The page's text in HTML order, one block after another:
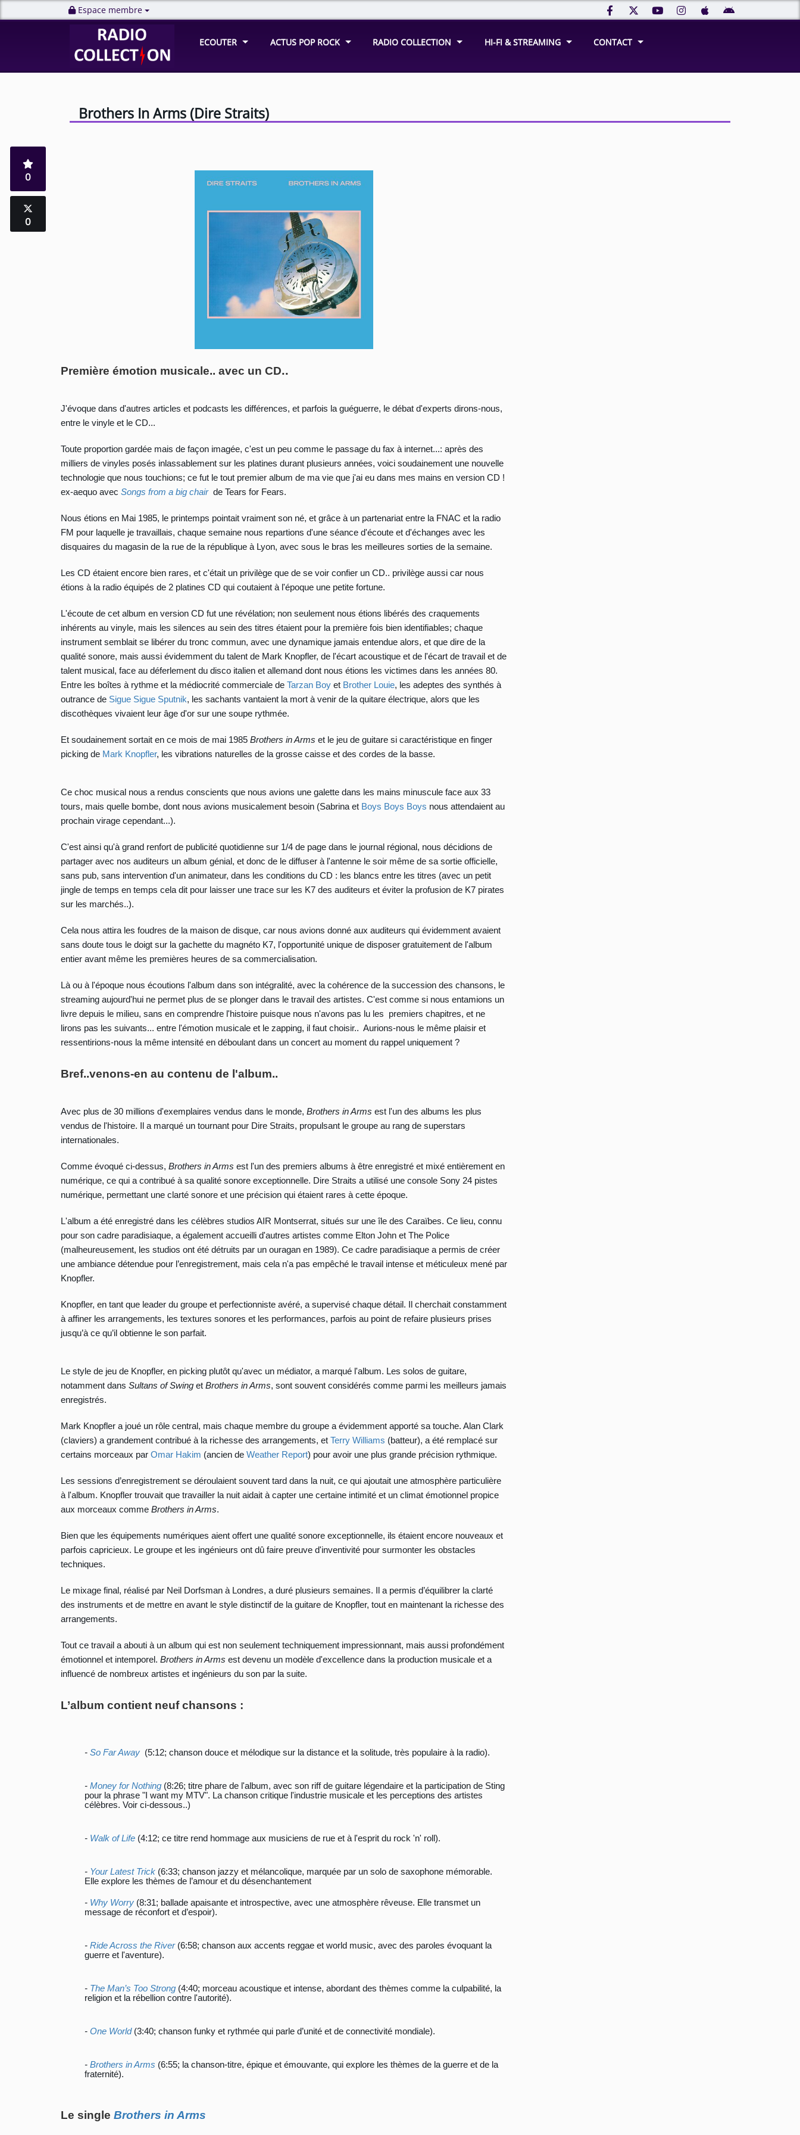
Espace membre
ECOUTER ACTUS POP ROCK RADIO COLLECTION HI-FI & STREAMING CONTACT
Brothers In Arms (Dire Straits)
0
0
Première émotion musicale.. avec un CD..
J'évoque dans d'autres articles et podcasts les différences, et parfois la guéguerre, le débat d'experts dirons-nous,
entre le vinyle et le CD...
Toute proportion gardée mais de façon imagée, c'est un peu comme le passage du fax à internet...: après des
milliers de vinyles posés inlassablement sur les platines durant plusieurs années, voici soudainement une nouvelle
technologie que nous touchions; ce fut le tout premier album de ma vie que j'ai eu dans mes mains en version CD !
ex-aequo avec Songs from a big chair de Tears for Fears.
Nous étions en Mai 1985, le printemps pointait vraiment son né, et grâce à un partenariat entre la FNAC et la radio
FM pour laquelle je travaillais, chaque semaine nous repartions d'une séance d'écoute et d'échanges avec les
disquaires du magasin de la rue de la république à Lyon, avec sous le bras les meilleures sorties de la semaine.
Les CD étaient encore bien rares, et c'était un privilège que de se voir confier un CD.. privilège aussi car nous
étions à la radio équipés de 2 platines CD qui coutaient à l'époque une petite fortune.
L'écoute de cet album en version CD fut une révélation; non seulement nous étions libérés des craquements
inhérents au vinyle, mais les silences au sein des titres étaient pour la première fois bien identifiables; chaque
instrument semblait se libérer du tronc commun, avec une dynamique jamais entendue alors, et que dire de la
qualité sonore, mais aussi évidemment du talent de Mark Knopfler, de l'écart acoustique et de l'écart de travail et de
talent musical, face au déferlement du disco italien et allemand dont nous étions les victimes dans les années 80.
Entre les boîtes à rythme et la médiocrité commerciale de Tarzan Boy et Brother Louie, les adeptes des synthés à
outrance de Sigue Sigue Sputnik, les sachants vantaient la mort à venir de la quitare électrique, alors que les
discothèques vivaient leur âge d'or sur une soupe rythmée.
Et soudainement sortait en ce mois de mai 1985 Brothers in Arms et le jeu de guitare si caractéristique en finger
picking de Mark Knopfler, les vibrations naturelles de la grosse caisse et des cordes de la basse.
Ce choc musical nous a rendus conscients que nous avions une galette dans les mains minuscule face aux 33
tours, mais quelle bombe, dont nous avions musicalement besoin (Sabrina et Boys Boys Boys nous attendaient au
prochain virage cependant...).
C'est ainsi qu'à grand renfort de publicité quotidienne sur 1/4 de page dans le journal régional, nous décidions de
partager avec nos auditeurs un album génial, et donc de le diffuser à l'antenne le soir même de sa sortie officielle,
sans pub, sans intervention d'un animateur, dans les conditions du CD : les blancs entre les titres (avec un petit
jingle de temps en temps cela dit pour laisser une trace sur les K7 des auditeurs et éviter la profusion de K7 pirates
sur les marchés..).
Cela nous attira les foudres de la maison de disque, car nous avions donné aux auditeurs qui évidemment avaient
sans doute tous le doigt sur la gachette du magnéto K7, l'opportunité unique de disposer gratuitement de l'album
entier avant même les premières heures de sa commercialisation.
Là ou à l'époque nous écoutions l'album dans son intégralité, avec la cohérence de la succession des chansons, le
streaming aujourd'hui ne permet plus de se plonger dans le travail des artistes. C'est comme si nous entamions un
livre depuis le milieu, sans en comprendre l'histoire puisque nous n'avons pas lu les premiers chapitres, et ne
lirons pas les suivants... entre l'émotion musicale et le zapping, il faut choisir.. Aurions-nous le même plaisir et
ressentirions-nous la même intensité en déboulant dans un concert au moment du rappel uniquement ?
Bref..venons-en au contenu de l'album..
Avec plus de 30 millions d'exemplaires vendus dans le monde, Brothers in Arms est l'un des albums les plus
vendus de l'histoire. Il a marqué un tournant pour Dire Straits, propulsant le groupe au rang de superstars
internationales.
Comme évoqué ci-dessus, Brothers in Arms est l'un des premiers albums à être enregistré et mixé entièrement en
numérique, ce qui a contribué à sa qualité sonore exceptionnelle. Dire Straits a utilisé une console Sony 24 pistes
numérique, permettant une clarté sonore et une précision qui étaient rares à cette époque.
L'album a été enregistré dans les célèbres studios AIR Montserrat, situés sur une île des Caraïbes. Ce lieu, connu
pour son cadre paradisiaque, a également accueilli d'autres artistes comme Elton John et The Police
(malheureusement, les studios ont été détruits par un ouragan en 1989). Ce cadre paradisiaque a permis de créer
une ambiance détendue pour l’enregistrement, mais cela n'a pas empêché le travail intense et méticuleux mené par
Knopfler.
Knopfler, en tant que leader du groupe et perfectionniste avéré, a supervisé chaque détail. Il cherchait constamment
à affiner les arrangements, les textures sonores et les performances, parfois au point de refaire plusieurs prises
jusqu’à ce qu’il obtienne le son parfait.
Le style de jeu de Knopfler, en picking plutôt qu'avec un médiator, a marqué l'album. Les solos de guitare,
notamment dans Sultans of Swing et Brothers in Arms, sont souvent considérés comme parmi les meilleurs jamais
enregistrés.
Mark Knopfler a joué un rôle central, mais chaque membre du groupe a évidemment apporté sa touche. Alan Clark
(claviers) a grandement contribué à la richesse des arrangements, et Terry Williams (batteur), a été remplacé sur
certains morceaux par Omar Hakim (ancien de Weather Report) pour avoir une plus grande précision rythmique.
Les sessions d’enregistrement se déroulaient souvent tard dans la nuit, ce qui ajoutait une atmosphère particulière
à l'album. Knopfler trouvait que travailler la nuit aidait à capter une certaine intimité et un climat émotionnel propice
aux morceaux comme Brothers in Arms.
Bien que les équipements numériques aient offert une qualité sonore exceptionnelle, ils étaient encore nouveaux et
parfois capricieux. Le groupe et les ingénieurs ont dû faire preuve d'inventivité pour surmonter les obstacles
techniques.
Le mixage final, réalisé par Neil Dorfsman à Londres, a duré plusieurs semaines. Il a permis d’équilibrer la clarté
des instruments et de mettre en avant le style distinctif de la guitare de Knopfler, tout en maintenant la richesse des
arrangements.
Tout ce travail a abouti à un album qui est non seulement techniquement impressionnant, mais aussi profondément
émotionnel et intemporel. Brothers in Arms est devenu un modèle d'excellence dans la production musicale et a
influencé de nombreux artistes et ingénieurs du son par la suite.
L’album contient neuf chansons :
- So Far Away (5:12; chanson douce et mélodique sur la distance et la solitude, très populaire à la radio).
- Money for Nothing (8:26; titre phare de l'album, avec son riff de guitare légendaire et la participation de Sting
pour la phrase "I want my MTV". La chanson critique l'industrie musicale et les perceptions des artistes
célèbres. Voir ci-dessous..)
- Walk of Life (4:12; ce titre rend hommage aux musiciens de rue et à l'esprit du rock 'n' roll).
- Your Latest Trick (6:33; chanson jazzy et mélancolique, marquée par un solo de saxophone mémorable.
Elle explore les thèmes de l’amour et du désenchantement
- Why Worry (8:31; ballade apaisante et introspective, avec une atmosphère rêveuse. Elle transmet un
message de réconfort et d’espoir).
- Ride Across the River (6:58; chanson aux accents reggae et world music, avec des paroles évoquant la
guerre et l'aventure).
- The Man’s Too Strong (4:40; morceau acoustique et intense, abordant des thèmes comme la culpabilité, la
religion et la rébellion contre l'autorité).
- One World (3:40; chanson funky et rythmée qui parle d’unité et de connectivité mondiale).
- Brothers in Arms (6:55; la chanson-titre, épique et émouvante, qui explore les thèmes de la guerre et de la
fraternité).
Le single Brothers in Arms